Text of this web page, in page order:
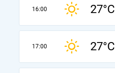
16:00 27°C
17:00 27°C